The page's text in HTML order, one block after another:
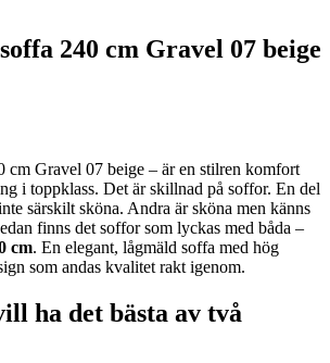
240 cm Gravel 07 beige
cm Gravel 07 beige – är en stilren komfort
i toppklass. Det ärskillnad på soffor. En del
särskilt sköna. Andra ärsköna men känns
finns det sofforsom lyckas med båda –
cm. En elegant, lågmäld soffa med hög
som andas kvalitet rakt igenom.
ha det bästa av två